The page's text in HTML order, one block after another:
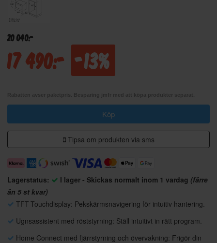
20 040:-
17 490:- -13%
Köp
Tipsa om produkten via sms
Lagerstatus: I lager - Skickas normalt inom 1 vardag (färre
än 5 st kvar)
TFT-Touchdisplay: Pekskärmsnavigering för intuitiv hantering.
Ugnsassistent med röststyrning: Ställ intuitivt in rätt program.
Home Connect med fjärrstyrning och övervakning: Frigör din